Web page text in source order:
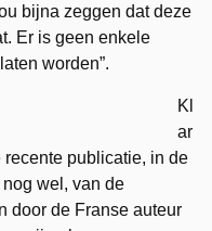
bijna zeggen dat deze
Er is geen enkele
worden”.
Kl
ar
publicatie, in de
nog wel, van de
door de Franse auteur